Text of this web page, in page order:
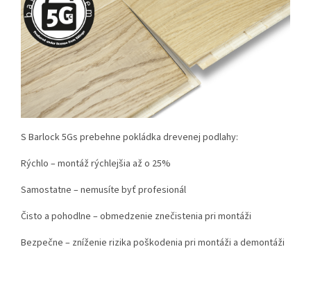
S Barlock 5Gs prebehne pokládka drevenej podlahy:
Rýchlo – montáž rýchlejšia až o 25%
Samostatne – nemusíte byť profesionál
Čisto a pohodlne – obmedzenie znečistenia pri montáži
Bezpečne – zníženie rizika poškodenia pri montáži a demontáži